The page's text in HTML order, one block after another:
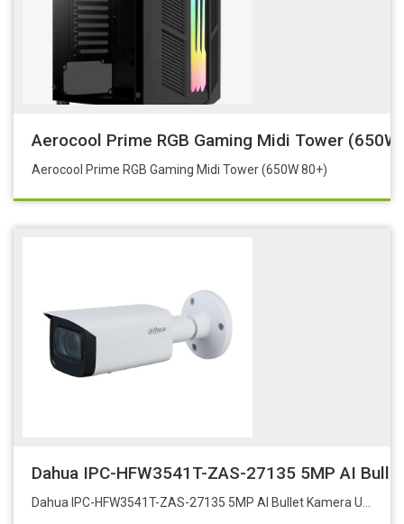
Aerocool Prime RGB Gaming Midi Tower (650W
Aerocool Prime RGB Gaming Midi Tower (650W 80+)
Dahua IPC-HFW3541T-ZAS-27135 5MP AI